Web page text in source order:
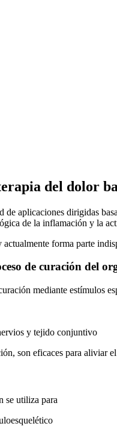
del dolor
aplicaciones dirigidas
de la inflamación y la
forma parte
de curación del
mediante estímulos
y tejido conjuntivo
son eficaces para aliviar
se utiliza para